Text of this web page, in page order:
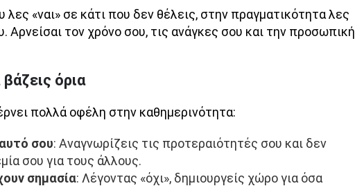
«ναι» σε κάτι που δεν θέλεις, στην πραγματικότητα λες
Αρνείσαι τον χρόνο σου, τις ανάγκες σου και την προσωπική
όρια
πολλά οφέλη στην καθημερινότητα:
σου: Αναγνωρίζεις τις προτεραιότητές σου και δεν
σου για τους άλλους.
σημασία: Λέγοντας «όχι», δημιουργείς χώρο για όσα